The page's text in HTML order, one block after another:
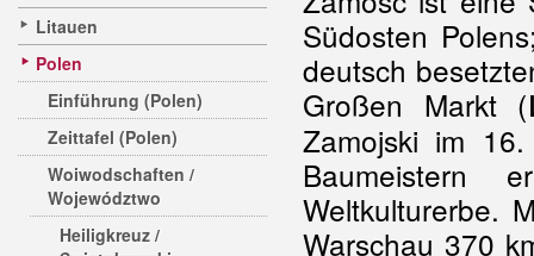
Litauen
Polen
Einführung (Polen)
Zeittafel (Polen)
Woiwodschaften /
Województwo
Heiligkreuz /
Südosten
deutsch
Großen Markt (
Zamojski im
Baumeistern
Weltkulturerbe.
Warschau 370